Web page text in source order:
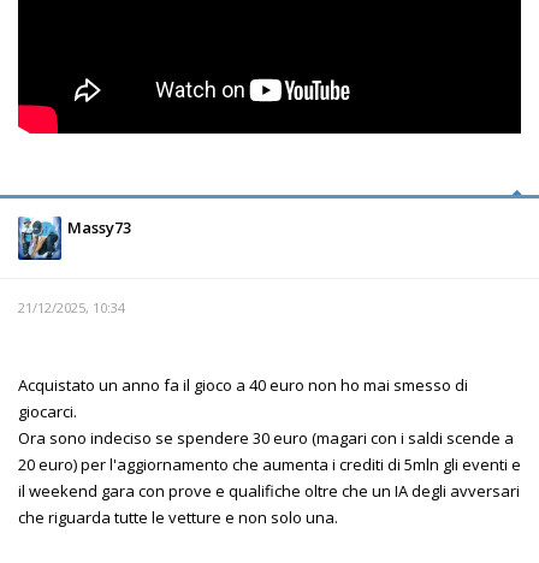
Massy73
21/12/2025, 10:34
Acquistato un anno fa il gioco a 40 euro non ho mai smesso di
giocarci.
Ora sono indeciso se spendere 30 euro (magari con i saldi scende a
20 euro) per l'aggiornamento che aumenta i crediti di 5mln gli eventi e
il weekend gara con prove e qualifiche oltre che un IA degli avversari
che riguarda tutte le vetture e non solo una.